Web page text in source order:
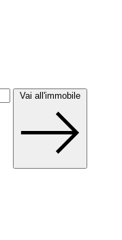
Vai all'immobile